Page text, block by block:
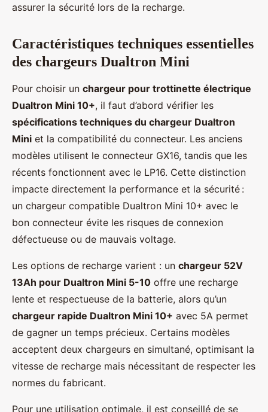
assurer la sécurité lors de la recharge.
Caractéristiques techniques essentielles
des chargeurs Dualtron Mini
Pour choisir un chargeur pour trottinette électrique
Dualtron Mini 10+, il faut d’abord vérifier les
spécifications techniques du chargeur Dualtron
Mini et la compatibilité du connecteur. Les anciens
modèles utilisent le connecteur GX16, tandis que les
récents fonctionnent avec le LP16. Cette distinction
impacte directement la performance et la sécurité :
un chargeur compatible Dualtron Mini 10+ avec le
bon connecteur évite les risques de connexion
défectueuse ou de mauvais voltage.
Les options de recharge varient : un chargeur 52V
13Ah pour Dualtron Mini 5-10 offre une recharge
lente et respectueuse de la batterie, alors qu’un
chargeur rapide Dualtron Mini 10+ avec 5A permet
de gagner un temps précieux. Certains modèles
acceptent deux chargeurs en simultané, optimisant la
vitesse de recharge mais nécessitant de respecter les
normes du fabricant.
Pour une utilisation optimale, il est conseillé de se